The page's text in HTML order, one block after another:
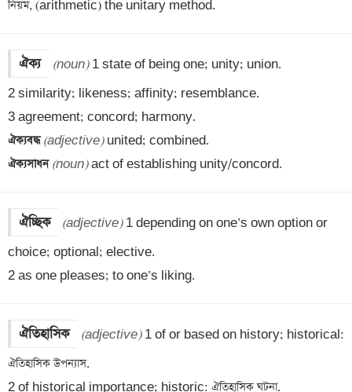
নিয়ম, (arithmetic) the unitary method.
ঐক্য (noun) 1 state of being one; unity; union.
2 similarity; likeness; affinity; resemblance.
ঐক্যবদ্ধ (adjective)
ঐক্যসাধন (noun) act of establishing unity/concord.
ঐচ্ছিক (adjective) 1 depending on one’s own option or
choice; optional; elective.
2 as one pleases; to one’s liking.
ঐতিহাসিক (adjective) 1 of or based on history; historical:
ঐতিহাসিক উপন্যাস.
2 of historical importance; historic: ঐতিহাসিক ঘটনা.